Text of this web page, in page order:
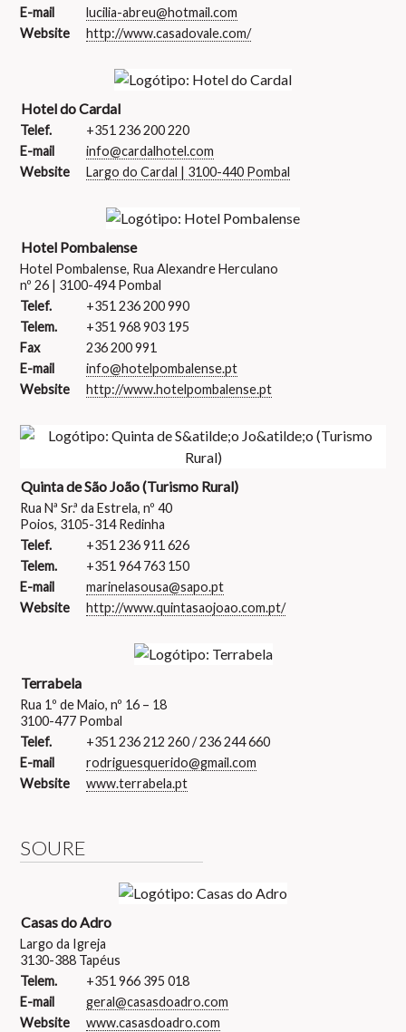
E-mail
lucilia-abreu@hotmail.com
Website
http://www.casadovale.com/
Hotel do Cardal
Telef.
+351 236 200 220
E-mail
info@cardalhotel.com
Website
Largo do Cardal | 3100-440 Pombal
Hotel Pombalense
Hotel Pombalense, Rua Alexandre Herculano
nº 26 | 3100-494 Pombal
Telef.
+351 236 200 990
Telem.
+351 968 903 195
Fax
236 200 991
E-mail
info@hotelpombalense.pt
Website
http://www.hotelpombalense.pt
Quinta de São João (Turismo Rural)
Rua Nª Sr.ª da Estrela, nº 40
Poios, 3105-314 Redinha
Telef.
+351 236 911 626
Telem.
+351 964 763 150
E-mail
marinelasousa@sapo.pt
Website
http://www.quintasaojoao.com.pt/
Terrabela
Rua 1º de Maio, nº 16 – 18
3100-477 Pombal
Telef.
+351 236 212 260 / 236 244 660
E-mail
rodriguesquerido@gmail.com
Website
www.terrabela.pt
SOURE
Casas do Adro
Largo da Igreja
3130-388 Tapéus
Telem.
+351 966 395 018
E-mail
geral@casasdoadro.com
Website
www.casasdoadro.com